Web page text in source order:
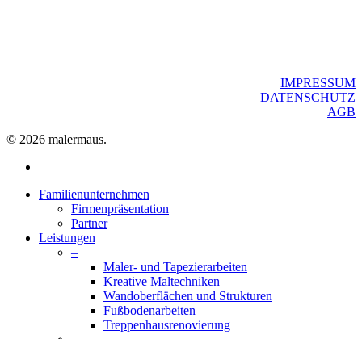
IMPRESSUM
DATENSCHUTZ
AGB
© 2026 malermaus.
Close
Familienunternehmen
Firmenpräsentation
Partner
Leistungen
–
Maler- und Tapezierarbeiten
Kreative Maltechniken
Wandoberflächen und Strukturen
Fußbodenarbeiten
Treppenhausrenovierung